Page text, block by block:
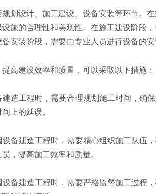
划设计、施工建设、设备安装等环节。
施的合理性和美观性。在施工建设阶段
安装阶段，需要由专业人员进行设备的
高建设效率和质量，可以采取以下措施：
造工程时，需要合理规划施工时间，确
上的延误。
备建造工程时，需要精心组织施工队伍
，提高施工效率和质量。
备建造工程时，需要严格监督施工过程